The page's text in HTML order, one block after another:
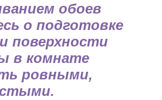
обоев
о подготовке
поверхности
в комнате
ровными,